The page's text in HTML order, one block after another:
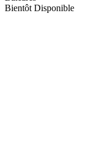
Bientôt Disponible